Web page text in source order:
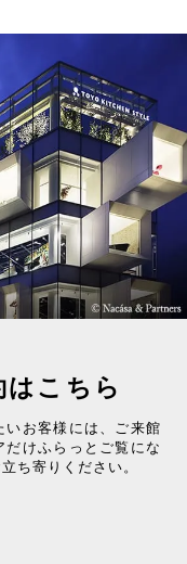
こちら
お客様には、ご来館
けふらっとご覧にな
ち寄りください。